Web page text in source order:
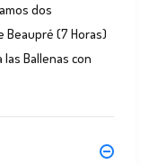
dos
Beaupré (7 Horas)
las Ballenas con